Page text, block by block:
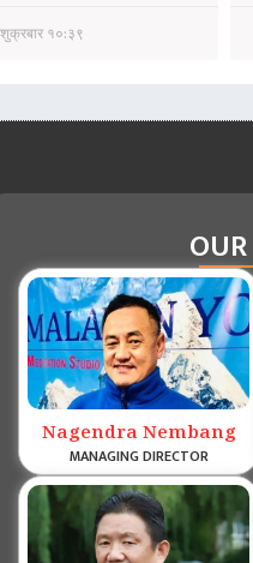
१०:३९
Nagendra Nembang
MANAGING DIRECTOR